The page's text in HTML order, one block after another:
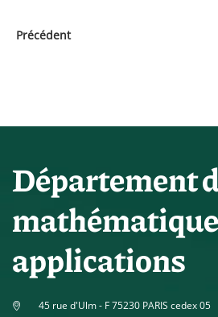
Précédent
Département
applications
45 rue d'Ulm - F 75230 PARIS cedex 05